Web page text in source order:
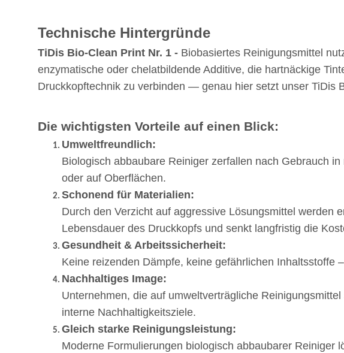
Technische Hintergründe
TiDis Bio-Clean Print Nr. 1 - Biobasiertes Reinigungsmittel
enzymatische oder chelatbildende Additive, die hartnäckige
Druckkopftechnik zu verbinden — genau hier setzt unser TiDis
Die wichtigsten Vorteile auf einen Blick:
Umweltfreundlich:
Biologisch abbaubare Reiniger zerfallen nach Gebrauch
oder auf Oberflächen.
Schonend für Materialien:
Durch den Verzicht auf aggressive Lösungsmittel werden
Lebensdauer des Druckkopfs und senkt langfristig die
Gesundheit & Arbeitssicherheit:
Keine reizenden Dämpfe, keine gefährlichen Inhaltsstoffe
Nachhaltiges Image:
Unternehmen, die auf umweltverträgliche
interne Nachhaltigkeitsziele.
Gleich starke Reinigungsleistung:
Moderne Formulierungen biologisch abbaubarer Reiniger